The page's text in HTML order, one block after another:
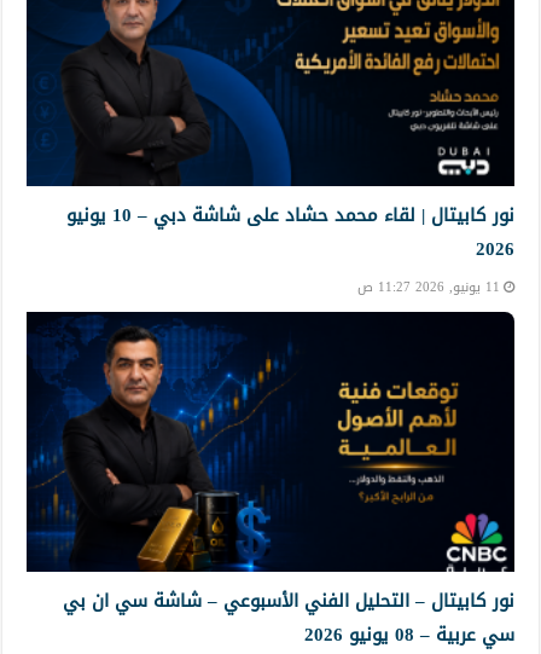
نور كابيتال | لقاء محمد حشاد على شاشة دبي – 10 يونيو
2026
11 يونيو, 2026 11:27 ص
نور كابيتال – التحليل الفني الأسبوعي – شاشة سي ان بي
سي عربية – 08 يونيو 2026